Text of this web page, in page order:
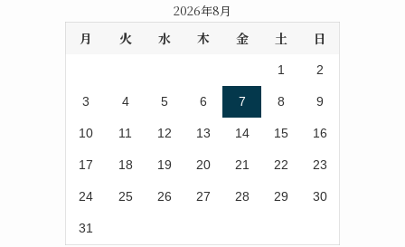
2026年8月
月 火 水 木 金 土 日
1 2
3 4 5 6 7 8 9
10 11 12 13 14 15 16
17 18 19 20 21 22 23
24 25 26 27 28 29 30
31